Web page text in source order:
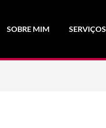
SOBRE MIM SERVIÇOS